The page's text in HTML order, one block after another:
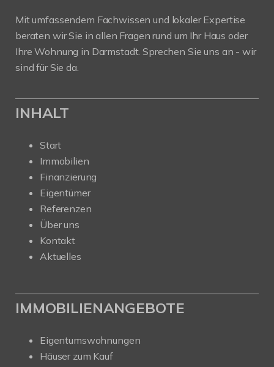
Mit umfassendem Fachwissen und lokaler Expertise
beraten wir Sie in allen Fragen rund um Ihr Haus oder
Ihre Wohnung in Darmstadt. Sprechen Sie uns an - wir
sind für Sie da.
INHALT
Start
Immobilien
Finanzierung
Eigentümer
Referenzen
Über uns
Kontakt
Aktuelles
IMMOBILIENANGEBOTE
Eigentumswohnungen
Häuser zum Kauf